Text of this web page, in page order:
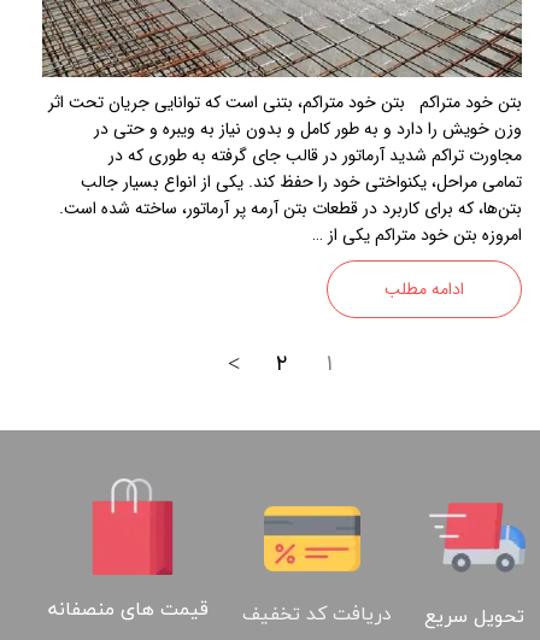
بتن خود متراکم بتن خود متراکم‌‌، بتنی است که توانایی جریان تحت اثر
وزن خویش را دارد و به طور کامل و بدون نیاز به ویبره و حتی در
مجاورت تراکم شدید آرماتور در قالب جای گرفته به طوری که در
تمامی مراحل، یکنواختی خود را حفظ کند. يکی از انواع بسيار جالب
بتن‌ها، که برای کاربرد در قطعات بتن آرمه پر آرماتور، ساخته شده است.
‌امروزه بتن خود متراکم يکی از …
ادامه مطلب
۱ ۲ >
تحویل سریع دریافت کد تخفیف قیمت های منصفانه